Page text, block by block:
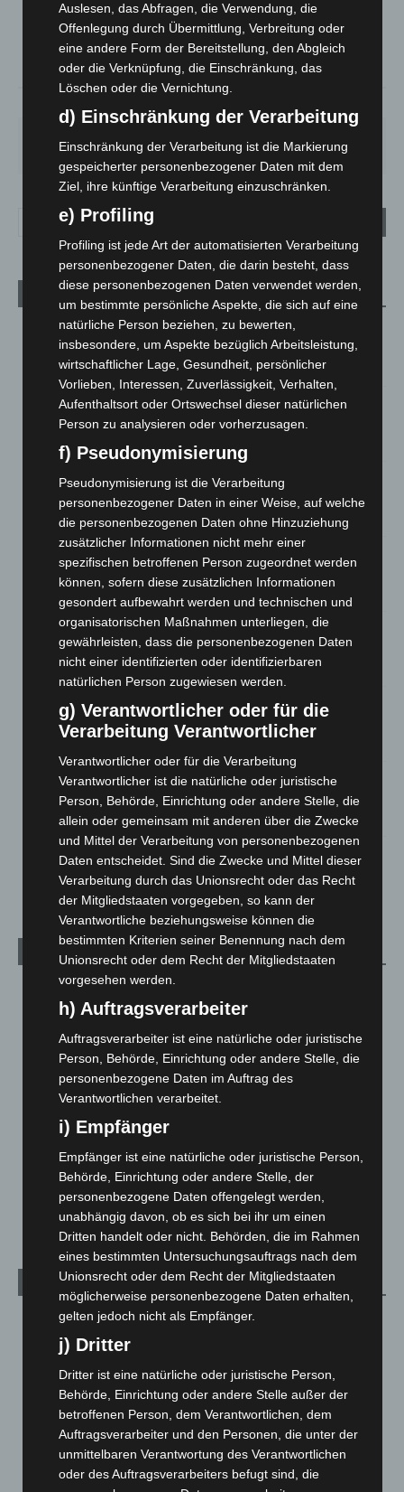
17° 17.7°
16.6°
34° 29° 23° 26 ° 17
Aktuelle Beiträge
Kunst trifft Weingenuss: Barbara-Susann Mehring zeigt ihre
Werke im Jacques’ Wein-Depot Isernhagen
8. August 2026
A2: Zweite Turbobaustelle startet zwischen Hannover-West
und Bothfeld
8. August 2026
Niedersachsen: Feuerwehrkräfte kehren nach
Waldbrandeinsatz aus Spanien zurück
7. August 2026
entdeckt
Brand im „Haus der Begegnung“ in Neuwarmbüchen schnell
eingedämmt
6. August 2026
Region Hannover: 21 neue Notfallsanitäter starten beim
Roten Kreuz
Mann läuft mit Hockeyschläger über A7 – Polizei sucht
Zeugen
5. August 2026
Celle: Mensch stirbt bei Bagger-Unfall auf Baustelle
5. August 2026
Kategorien
Blaulicht
Corona-News
Hannover und Region
5.039
Langenhagen und Ortsteile
Leserbriefe
Menschen
Über uns
Veranstaltungen
Archiv
August 2026(14)
Juli 2026(73)
Juni 2026(139)
Mai 2026(99)
April 2026(99)
März 2026(115)
Februar 2026 (109)
Auslesen, das Abfragen, die Verwendung, die
Offenlegung durch Übermittlung, Verbreitung oder
eine andere Form der Bereitstellung, den Abgleich
oder die Verknüpfung, die Einschränkung, das
Löschen oder die Vernichtung.
d) Einschränkung der Verarbeitung
Einschränkung der Verarbeitung ist die Markierung
gespeicherter personenbezogener Daten mit dem
Ziel, ihre künftige Verarbeitung einzuschränken.
e) Profiling
Profiling ist jede Art der automatisierten Verarbeitung
personenbezogener Daten, die darin besteht, dass
diese personenbezogenen Daten verwendet werden,
um bestimmte persönliche Aspekte, die sich auf eine
natürliche Person beziehen, zu bewerten,
insbesondere, um Aspekte bezüglich Arbeitsleistung,
wirtschaftlicher Lage, Gesundheit, persönlicher
Vorlieben, Interessen, Zuverlässigkeit, Verhalten,
Aufenthaltsort oder Ortswechsel dieser natürlichen
Person zu analysieren oder vorherzusagen.
f) Pseudonymisierung
Pseudonymisierung ist die Verarbeitung
personenbezogener Daten in einer Weise, auf welche
die personenbezogenen Daten ohne Hinzuziehung
zusätzlicher Informationen nicht mehr einer
spezifischen betroffenen Person zugeordnet werden
können, sofern diese zusätzlichen Informationen
gesondert aufbewahrt werden und technischen und
organisatorischen Maßnahmen unterliegen, die
gewährleisten, dass die personenbezogenen Daten
nicht einer identifizierten oder identifizierbaren
natürlichen Person zugewiesen werden.
g) Verantwortlicher oder für die
Verarbeitung Verantwortlicher
Verantwortlicher oder für die Verarbeitung
Verantwortlicher ist die natürliche oder juristische
Person, Behörde, Einrichtung oder andere Stelle, die
allein oder gemeinsam mit anderen über die Zwecke
und Mittel der Verarbeitung von personenbezogenen
Daten entscheidet. Sind die Zwecke und Mittel dieser
Verarbeitung durch das Unionsrecht oder das Recht
der Mitgliedstaaten vorgegeben, so kann der
Verantwortliche beziehungsweise können die
bestimmten Kriterien seiner Benennung nach dem
Unionsrecht oder dem Recht der Mitgliedstaaten
vorgesehen werden.
h) Auftragsverarbeiter
Auftragsverarbeiter ist eine natürliche oder juristische
Person, Behörde, Einrichtung oder andere Stelle, die
personenbezogene Daten im Auftrag des
Verantwortlichen verarbeitet.
i) Empfänger
Empfänger ist eine natürliche oder juristische Person,
Behörde, Einrichtung oder andere Stelle, der
personenbezogene Daten offengelegt werden,
unabhängig davon, ob es sich bei ihr um einen
Dritten handelt oder nicht. Behörden, die im Rahmen
eines bestimmten Untersuchungsauftrags nach dem
Unionsrecht oder dem Recht der Mitgliedstaaten
möglicherweise personenbezogene Daten erhalten,
gelten jedoch nicht als Empfänger.
j) Dritter
Dritter ist eine natürliche oder juristische Person,
Behörde, Einrichtung oder andere Stelle außer der
betroffenen Person, dem Verantwortlichen, dem
Auftragsverarbeiter und den Personen, die unter der
unmittelbaren Verantwortung des Verantwortlichen
oder des Auftragsverarbeiters befugt sind, die